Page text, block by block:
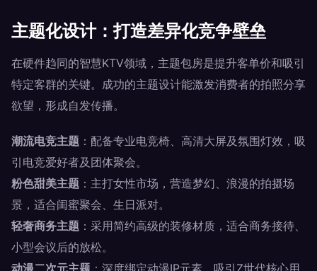
主题化设计：打造差异化竞争壁垒
在硬件趋同的智慧KTV领域，主题包房是提升客单价和吸引
特定客群的关键。成功的主题设计能激发消费者的拍照分享
欲望，形成自发传播。
潮流电竞主题 ：配备专业电竞椅、高清大屏及氛围灯效，吸
引电竞爱好者及团体聚会。
粉色甜美主题 ：主打女性市场，营造梦幻、浪漫的拍摄场
景，适合闺蜜聚会、生日派对。
轻奢商务主题 ：采用简约高级的装修材质，适合商务接待、
小型会议后的放松。
动漫二次元主题 ：深度绑定动漫IP元素，吸引Z世代核心用